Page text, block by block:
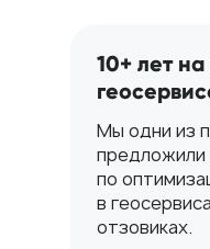
10+ лет
Мы одни из
по
в
отзовиках.